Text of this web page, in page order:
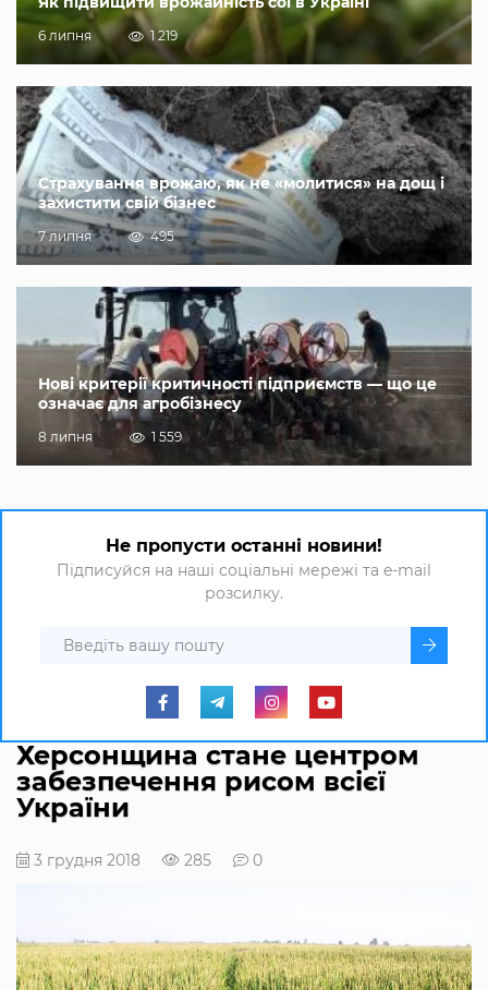
6 липня 1 219
Страхування врожаю, як не «молитися» на дощ і
захистити свій бізнес
7 липня 495
Нові критерії критичності підприємств — що це
означає для агробізнесу
8 липня 1 559
Не пропусти останні новини!
Підписуйся на наші соціальні мережі та e-mail
розсилку.
Херсонщина стане центром
забезпечення рисом всієї
України
3 грудня 2018 285 0